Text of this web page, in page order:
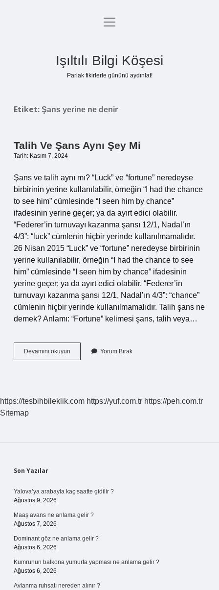
Anasayfa
Yasal Uyarı
menüyü
Işıltılı Bilgi Köşesi
Parlak fikirlerle gününü aydınlat!
Etiket: Şans yerine ne denir
Talih Ve Şans Aynı Şey Mi
Tarih: Kasım 7, 2024
Şans ve talih aynı mı? “Luck” ve “fortune” neredeyse
birbirinin yerine kullanılabilir, örneğin “I had the chance
to see him” cümlesinde “I seen him by chance”
ifadesinin yerine geçer; ya da ayırt edici olabilir.
“Federer’in turnuvayı kazanma şansı 12/1, Nadal’ın
4/3”: “luck” cümlenin hiçbir yerinde kullanılmamalıdır.
26 Nisan 2015 “Luck” ve “fortune” neredeyse birbirinin
yerine kullanılabilir, örneğin “I had the chance to see
him” cümlesinde “I seen him by chance” ifadesinin
yerine geçer; ya da ayırt edici olabilir. “Federer’in
turnuvayı kazanma şansı 12/1, Nadal’ın 4/3”: “chance”
cümlenin hiçbir yerinde kullanılmamalıdır. Talih şans ne
demek? Anlamı: “Fortune” kelimesi şans, talih veya…
Devamını okuyun
Ve
Yorum Bırak
https://tesbihbileklik.com https://yuf.com.tr https://peh.com.tr
Sitemap
Sidebar
Son Yazılar
Yalova’ya arabayla kaç saatte gidilir ?
Ağustos 9, 2026
Maaş avans ne anlama gelir ?
Ağustos 7, 2026
Dominant göz ne anlama gelir ?
Ağustos 6, 2026
Kumrunun balkona yumurta yapması ne anlama gelir ?
Ağustos 6, 2026
Avlanma ruhsatı nereden alınır ?